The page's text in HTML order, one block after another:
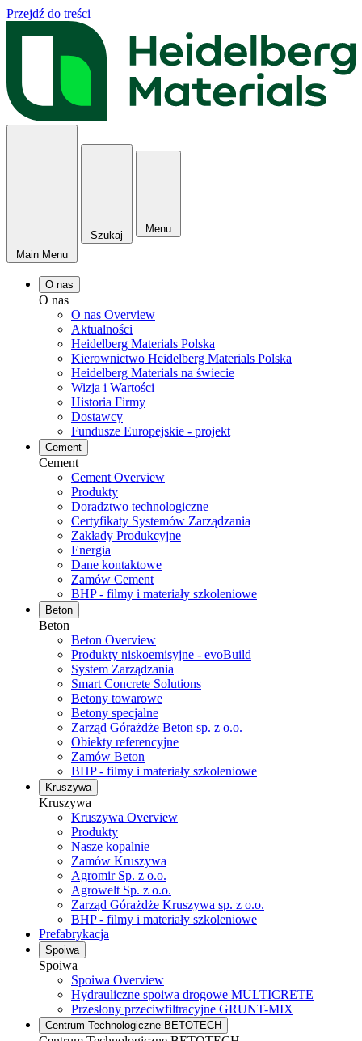
Przejdź do treści
Main Menu
Szukaj
Menu
O nas
O nas
O nas Overview
Aktualności
Heidelberg Materials Polska
Kierownictwo Heidelberg Materials Polska
Heidelberg Materials na świecie
Wizja i Wartości
Historia Firmy
Dostawcy
Fundusze Europejskie - projekt
Cement
Cement
Cement Overview
Produkty
Doradztwo technologiczne
Certyfikaty Systemów Zarządzania
Zakłady Produkcyjne
Energia
Dane kontaktowe
Zamów Cement
BHP - filmy i materiały szkoleniowe
Beton
Beton
Beton Overview
Produkty niskoemisyjne - evoBuild
System Zarządzania
Smart Concrete Solutions
Betony towarowe
Betony specjalne
Zarząd Górażdże Beton sp. z o.o.
Obiekty referencyjne
Zamów Beton
BHP - filmy i materiały szkoleniowe
Kruszywa
Kruszywa
Kruszywa Overview
Produkty
Nasze kopalnie
Zamów Kruszywa
Agromir Sp. z o.o.
Agrowelt Sp. z o.o.
Zarząd Górażdże Kruszywa sp. z o.o.
BHP - filmy i materiały szkoleniowe
Prefabrykacja
Spoiwa
Spoiwa
Spoiwa Overview
Hydrauliczne spoiwa drogowe MULTICRETE
Przesłony przeciwfiltracyjne GRUNT-MIX
Centrum Technologiczne BETOTECH